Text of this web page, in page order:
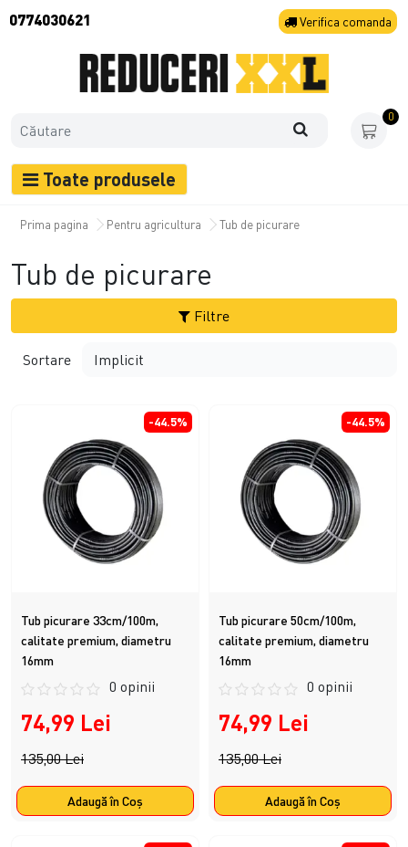
0774030621 Verifica comanda
0
Toate produsele
Prima pagina Pentru agricultura Tub de picurare
Tub de picurare
Filtre
Sortare
-44.5%
Tub picurare 33cm/100m,
calitate premium, diametru
16mm
0 opinii
74,99 Lei
135,00 Lei
Adaugă în Coş
-44.5%
Tub picurare 50cm/100m,
calitate premium, diametru
16mm
0 opinii
74,99 Lei
135,00 Lei
Adaugă în Coş